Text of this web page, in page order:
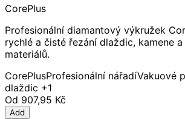
CorePlus
Profesionální diamantový výkružek
rychlé a čisté řezání dlaždic, kamene
materiálů.
CorePlusProfesionální nářadíVakuové
dlaždic +1
Od 907,95 Kč
Add